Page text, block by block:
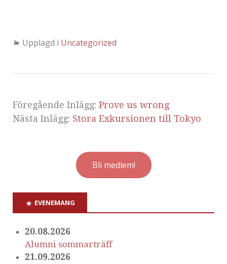
Upplagd i Uncategorized
Föregående Inlägg: Prove us wrong
Nästa Inlägg: Stora Exkursionen till Tokyo
Bli medlem!
EVENEMANG
20.08.2026
Alumni sommarträff
21.09.2026